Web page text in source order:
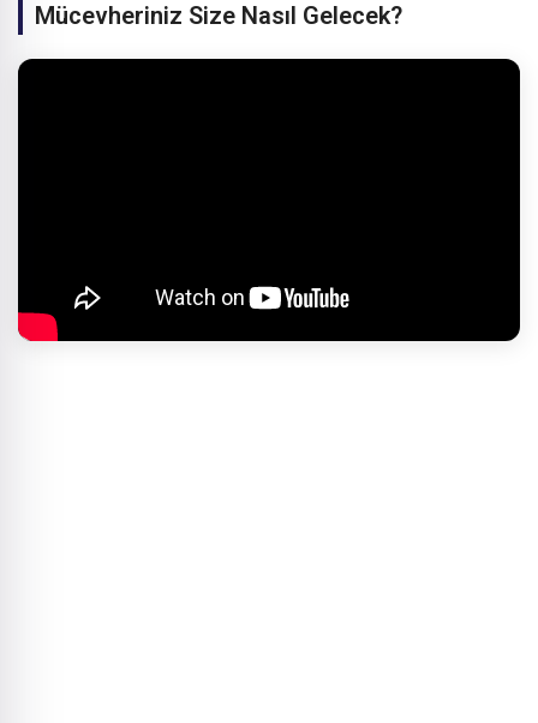
Mücevheriniz Size Nasıl Gelecek?